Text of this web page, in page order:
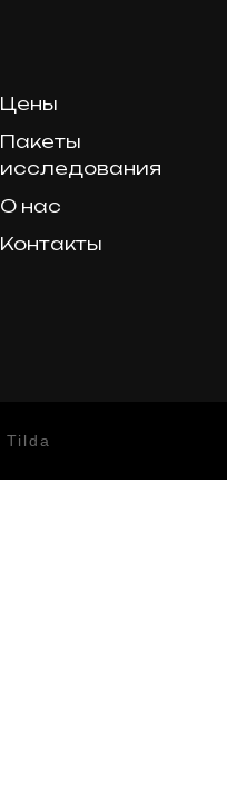
Цены
Пакеты
исследования
О нас
Контакты
Tilda